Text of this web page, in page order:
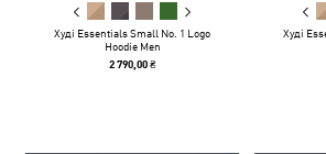
Худі Essentials Small No. 1 Logo
Hoodie Men
2 790,00 ₴
Худі